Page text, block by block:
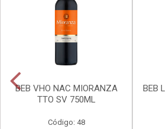
BEB VHO NAC MIORANZA
TTO SV 750ML
Código: 48
BEB